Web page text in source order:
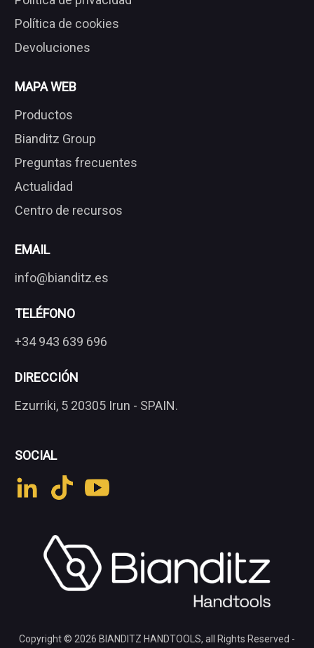
Política de cookies
Devoluciones
MAPA WEB
Productos
Bianditz Group
Preguntas frecuentes
Actualidad
Centro de recursos
EMAIL
info@bianditz.es
TELÉFONO
+34 943 639 696
DIRECCIÓN
Ezurriki, 5 20305 Irun - SPAIN.
SOCIAL
Copyright © 2026 BIANDITZ HANDTOOLS, all Rights Reserved -